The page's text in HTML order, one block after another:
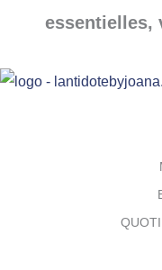
essentielles,